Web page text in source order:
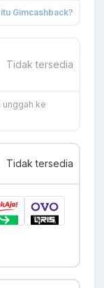
Gimcashback?
Tidak tersedia
unggah ke
Tidak tersedia